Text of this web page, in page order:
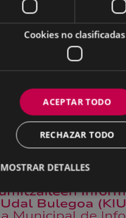
Cookies no clasificadas
ACEPTAR TODO
RECHAZAR TODO
MOSTRAR DETALLES